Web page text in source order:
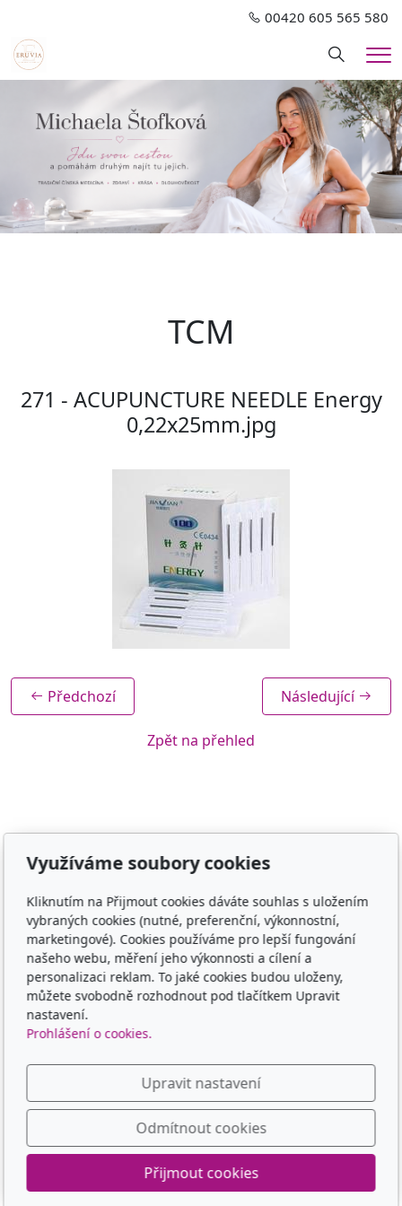
00420 605 565 580
Hledání
TCM
271 - ACUPUNCTURE NEEDLE Energy
0,22x25mm.jpg
Předchozí
Zpět na přehled
Následující
Adresa
TCM - Eruvia
Lesní 719, 34506 Kdyně
Kontakt
00420 605 565 580
Sledujte nás
© 2026
TCM - Eruvia
Běží nainPages AI
Využíváme soubory cookies
Kliknutím na Přijmout cookies dáváte souhlas s uložením
vybraných cookies (nutné, preferenční, výkonnostní,
marketingové). Cookies používáme pro lepší fungování
našeho webu, měření jeho výkonnosti a cílení a
personalizaci reklam. To jaké cookies budou uloženy,
můžete svobodně rozhodnout pod tlačítkem Upravit
nastavení.
Prohlášení o cookies.
Upravit nastavení
Odmítnout cookies
Přijmout cookies